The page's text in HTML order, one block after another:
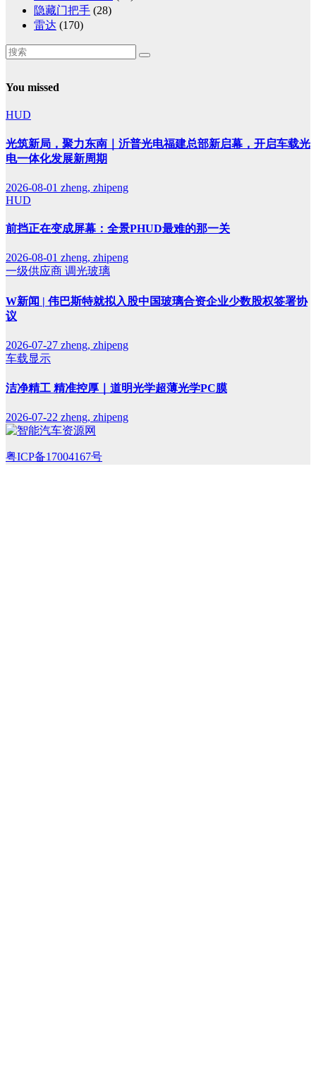
隐藏门把手 (28)
雷达 (170)
You missed
HUD
光筑新局，聚力东南｜沂普光电福建总部新启幕，开启车载光
电一体化发展新周期
2026-08-01 zheng, zhipeng
HUD
前挡正在变成屏幕：全景PHUD最难的那一关
2026-08-01 zheng, zhipeng
一级供应商 调光玻璃
W新闻 | 伟巴斯特就拟入股中国玻璃合资企业少数股权签署协
议
2026-07-27 zheng, zhipeng
车载显示
洁净精工 精准控厚｜道明光学超薄光学PC膜
2026-07-22 zheng, zhipeng
粤ICP备17004167号